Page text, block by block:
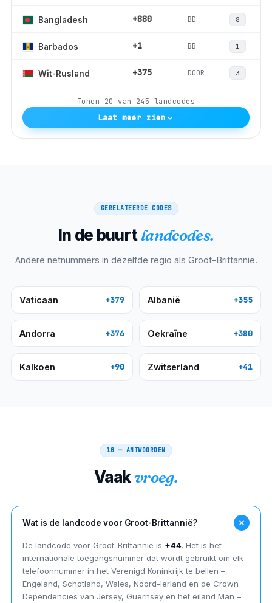
Bangladesh +880 BD 8
Barbados +1 BB 1
Wit-Rusland +375 DOOR 3
Tonen 20 van 245 landcodes
Laat meer zien
GERELATEERDE CODES
In de buurtlandcodes.
Andere netnummers in dezelfde regio als Groot-Brittannië.
Vaticaan +379 Albanië +355
Andorra +376 Oekraïne +380
Kalkoen +90 Zwitserland +41
10 — ANTWOORDEN
Vaakvroeg.
Wat is de landcode voor Groot-Brittannië?
De landcode voor Groot-Brittannië is +44. Het is het
internationale toegangsnummer dat wordt gebruikt om elk
telefoonnummer in het Verenigd Koninkrijk te bellen –
Engeland, Schotland, Wales, Noord-Ierland en de Crown
Dependencies van Jersey, Guernsey en het eiland Man –